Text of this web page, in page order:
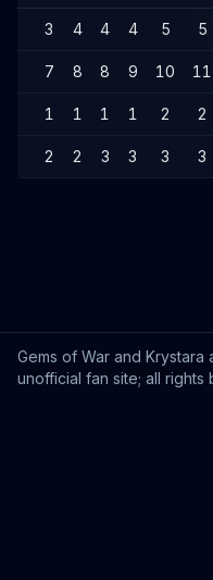
3 4 4 4 5 5
7 8 8 9 10 11
1 1 1 1 2 2
2 2 3 3 3 3
Gems of War and Krystara
unofficial fan site; all